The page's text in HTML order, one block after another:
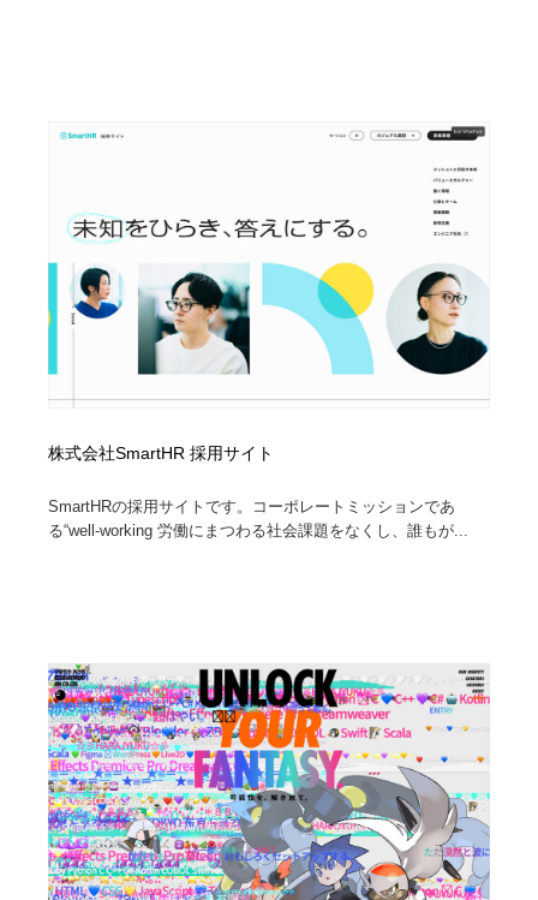
株式会社SmartHR 採用サイト
SmartHRの採用サイトです。コーポレートミッションであ
る“well-working 労働にまつわる社会課題をなくし、誰もが...